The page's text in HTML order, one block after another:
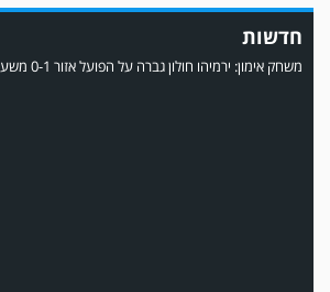
חדשות
משחק אימון: ירמיהו חולון גברה על הפועל אזור 0-1 משער של אחמד מצרי.